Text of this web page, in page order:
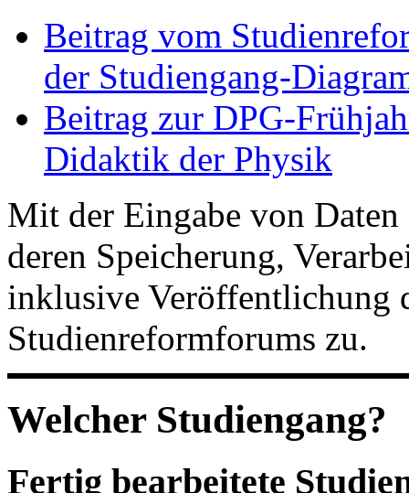
Beitrag vom
der Studiengang-
Beitrag zur DPG-
Didaktik der Physik
Mit der Eingabe von Daten
deren Speicherung,
inklusive Veröffentlichung
Studienreformforums zu.
Welcher Studiengang?
Fertig bearbeitete